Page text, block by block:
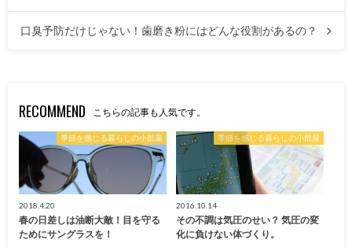
口臭予防だけじゃない！歯磨き粉にはどんな役割があるの？
RECOMMEND こちらの記事も人気です。
季節を感じる暮らしの小部屋
2018.4.20
春の日差しは油断大敵！目を守る
ためにサングラスを！
季節を感じる暮らしの小部屋
2016.10.14
その不調は気圧のせい？ 気圧の変
化に負けない体づくり。